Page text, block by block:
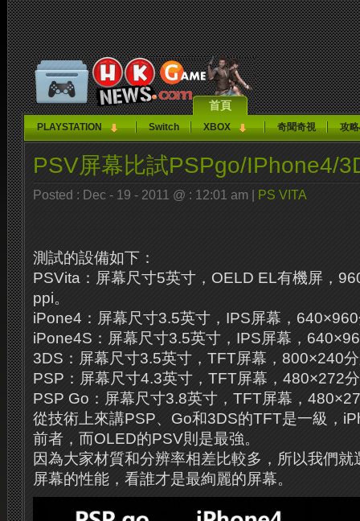
首頁
PLAYSTATION Switch XBOX 奇聞奇視 攻
PSV屏幕比試PSPgo/IPhone4/
Posted : Dec - 19 - 2011 @ : 12:01 am | PS VITA
測試的設備如下：
PSVita：屏幕尺寸5英寸，OELD EL有機屏，
ppi。
iPone4：屏幕尺寸3.5英寸，IPS屏幕，
iPone4S：屏幕尺寸3.5英寸，IPS屏幕，
3DS：屏幕尺寸3.5英寸，TFT屏幕，800×240
PSP：屏幕尺寸4.3英寸，TFT屏幕，480×272
PSP Go：屏幕尺寸3.8英寸，TFT屏幕，
從技術上來講PSP、Go和3DS的TFT是一級，
前者，而OLED的PSV則是最強。
因為大家材質和分辨率相差比較多，所以我們
屏幕的性能，看誰才是最絢麗的屏幕。